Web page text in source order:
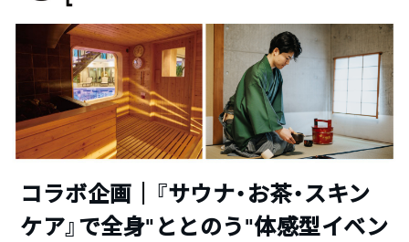
コラボ企画｜『サウナ・お茶・スキン
ケア』で全身”ととのう”体感型イベン